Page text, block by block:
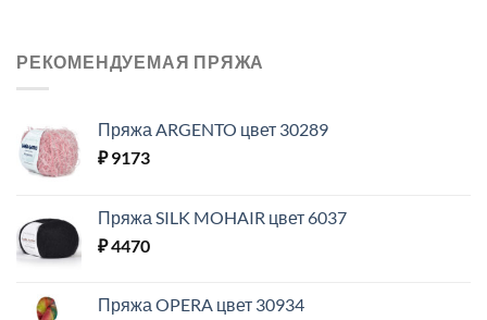
РЕКОМЕНДУЕМАЯ ПРЯЖА
Пряжа ARGENTO цвет 30289
₽9173
Пряжа SILK MOHAIR цвет 6037
₽4470
Пряжа OPERA цвет 30934